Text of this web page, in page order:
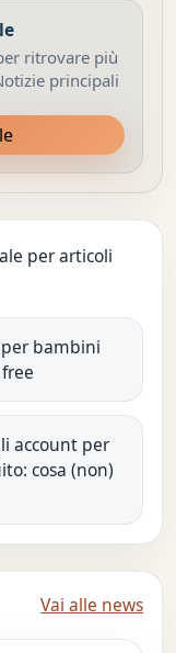
ritrovare più
principali
per articoli
bambini
account per
cosa (non)
Vai alle news